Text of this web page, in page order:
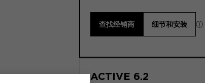
查找经销商 细节和安装 ⓘ
ACTIVE 6.2